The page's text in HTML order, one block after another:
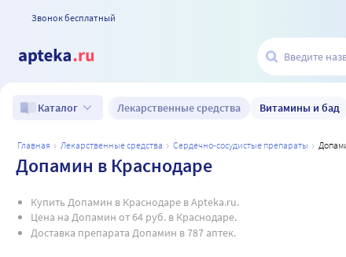
Звонок бесплатный
Каталог Лекарственные средства Витамины и бад
главная лекарственные средства сердечно-сосудистые препараты
Допамин в Краснодаре
Купить Допамин в Краснодаре в Apteka.ru.
Цена на Допамин от 64 руб. в Краснодаре.
Доставка препарата Допамин в 787 аптек.